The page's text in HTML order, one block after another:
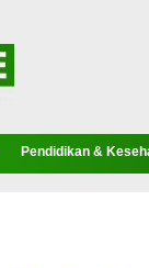
Pendidikan &